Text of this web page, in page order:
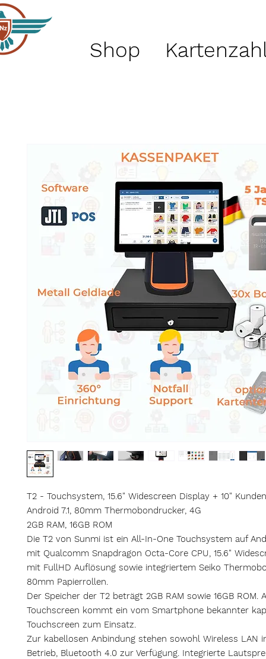
Shop
T2 - Touchsystem, 15.6" Widescreen Display + 10"
Android 7.1, 80mm Thermobondrucker, 4G
2GB RAM, 16GB ROM
Die T2 von Sunmi ist ein All-In-One Touchsystem auf
mit Qualcomm Snapdragon Octa-Core CPU, 15.6"
mit FullHD Auflösung sowie integriertem Seiko
80mm Papierrollen.
Der Speicher der T2 beträgt 2GB RAM sowie 16GB ROM.
Touchscreen kommt ein vom Smartphone bekannter
Touchscreen zum Einsatz.
Zur kabellosen Anbindung stehen sowohl Wireless LAN
Betrieb, Bluetooth 4.0 zur Verfügung. Integrierte